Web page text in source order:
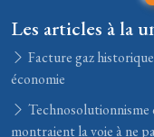
Les articles à la
Facture gaz
économie
Technosolutionnisme
montraient la voie à ne